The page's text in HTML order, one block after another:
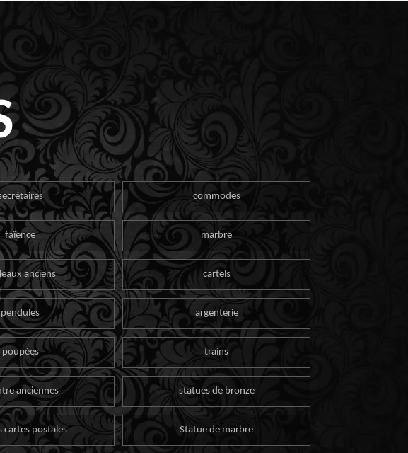
commodes
faïence marbre
anciens cartels
pendules argenterie
poupées trains
anciennes statues de bronze
cartes postales Statue de marbre